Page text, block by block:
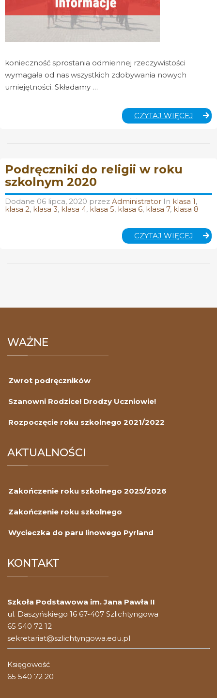
konieczność sprostania odmiennej rzeczywistości
wymagała od nas wszystkich zdobywania nowych
umiejętności. Składamy …
CZYTAJ WIĘCEJ
Podręczniki do religii w roku
szkolnym 2020
Dodane 06 lipca, 2020 przez Administrator In klasa 1,
klasa 2, klasa 3, klasa 4, klasa 5, klasa 6, klasa 7, klasa 8
CZYTAJ WIĘCEJ
DO
WAŻNE
Zwrot podręczników
Szanowni Rodzice! Drodzy Uczniowie!
Rozpoczęcie roku szkolnego 2021/2022
AKTUALNOŚCI
Zakończenie roku szkolnego 2025/2026
Zakończenie roku szkolnego
Wycieczka do paru linowego Pyrland
KONTAKT
Szkoła Podstawowa im. Jana Pawła II
ul. Daszyńskiego 16 67-407 Szlichtyngowa
65 540 72 12
sekretariat@szlichtyngowa.edu.pl
Księgowość
65 540 72 20